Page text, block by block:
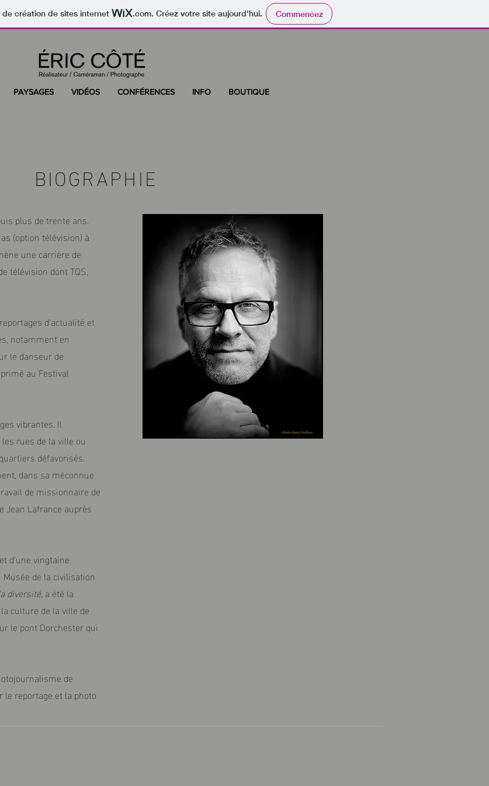
création de sites internet .com. Créez votre site aujourd'hui. Commencez
PAYSAGES VIDÉOS CONFÉRENCES INFO BOUTIQUE
BIOGRAPHIE
plus de trente ans.
(option télévision) à
une carrière de
télévision dont TQS,
d’actualité et
notamment en
le danseur de
au Festival
vibrantes. Il
rues de la ville ou
défavorisés.
dans sa méconnue
de missionnaire de
Jean Lafrance auprès
d’une vingtaine
de la civilisation
diversité, a été la
culture de la ville de
le pont Dorchester qui
de
reportage et la photo